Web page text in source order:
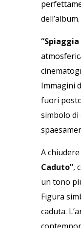
dell’album.
Immagini
fuori
simbolo di
A
Caduto”,
un tono
Figura
caduta.